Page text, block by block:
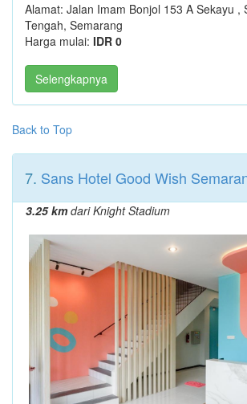
Alamat: Jalan Imam Bonjol 153 A Sekayu ,
Tengah, Semarang
Harga mulai: IDR 0
Selengkapnya
Back to Top
7. Sans Hotel Good Wish
3.25 kmdari Knight Stadium